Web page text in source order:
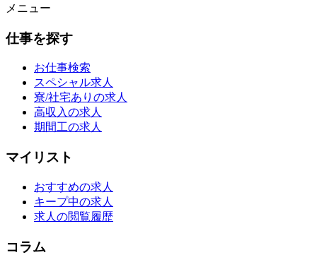
メニュー
仕事を探す
お仕事検索
スペシャル求人
寮/社宅ありの求人
高収入の求人
期間工の求人
マイリスト
おすすめの求人
キープ中の求人
求人の閲覧履歴
コラム